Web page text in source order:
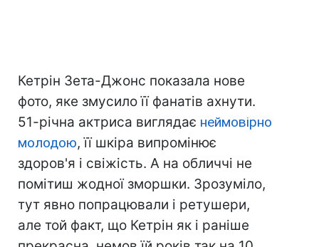
Кетрін Зета-Джонс показала нове
фото, яке змусило її фанатів ахнути.
51-річна актриса виглядає неймовірно
молодою, її шкіра випромінює
здоров'я і свіжість. А на обличчі не
помітиш жодної зморшки. Зрозуміло,
тут явно попрацювали і ретушери,
але той факт, що Кетрін як і раніше